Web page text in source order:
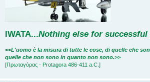
IWATA...Nothing else for successful
<<L'uomo è la misura di tutte le cose, di quelle che
quelle che non sono in quanto non sono.>>
[Πρωταγόρας - Protagora 486-411 a.C.]